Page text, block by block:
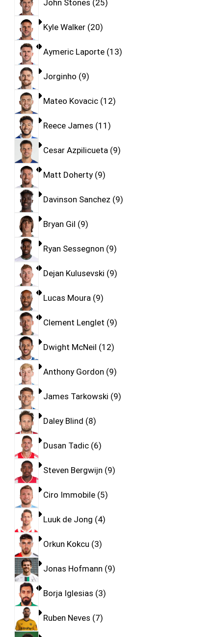
John Stones 25
Kyle Walker 20
Aymeric Laporte 13
Jorginho 9
Mateo Kovacic 12
Reece James 11
Cesar Azpilicueta 9
Matt Doherty 9
Davinson Sanchez 9
Bryan Gil 9
Ryan Sessegnon 9
Dejan Kulusevski 9
Lucas Moura 9
Clement Lenglet 9
Dwight McNeil 12
Anthony Gordon 9
James Tarkowski 9
Daley Blind 8
Dusan Tadic 6
Steven Bergwijn 9
Ciro Immobile 5
Luuk de Jong 4
Orkun Kokcu 3
Jonas Hofmann 9
Borja Iglesias 3
Ruben Neves 7